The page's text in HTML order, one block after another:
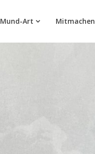
Mund-Art Mitmachen